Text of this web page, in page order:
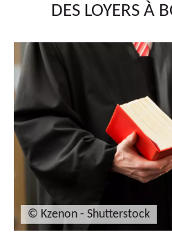
DES LOYERS À
© Kzenon - Shutterstock